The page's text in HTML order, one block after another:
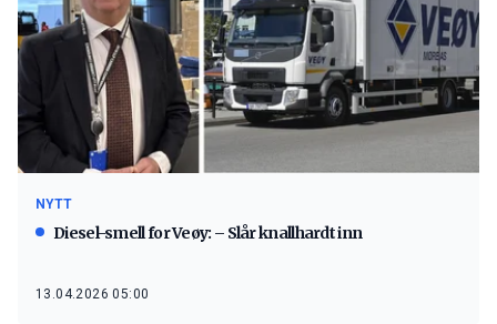
NYTT
Diesel-smell for Veøy: – Slår knallhardt inn
13.04.2026 05:00